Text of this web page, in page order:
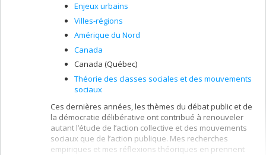
Enjeux urbains
Villes-régions
Amérique du Nord
Canada
Canada (Québec)
Théorie des classes sociales et des mouvements
sociaux
Ces dernières années, les thèmes du débat public et de
la démocratie délibérative ont contribué à renouveler
autant l’étude de l’action collective et des mouvements
sociaux que de l’action publique. Mes recherches
empiriques et mes réflexions théoriques en prennent